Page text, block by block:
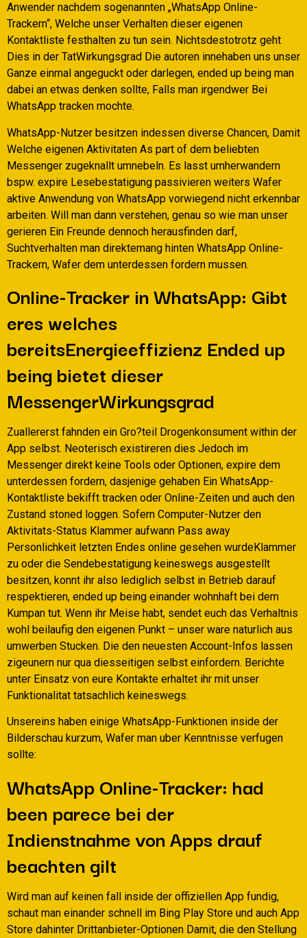
Anwender nachdem sogenannten „WhatsApp Online-
Trackern“, Welche unser Verhalten dieser eigenen
Kontaktliste festhalten zu tun sein. Nichtsdestotrotz geht
Dies in der TatWirkungsgrad Die autoren innehaben uns unser
Ganze einmal angeguckt oder darlegen, ended up being man
dabei an etwas denken sollte, Falls man irgendwer Bei
WhatsApp tracken mochte.
WhatsApp-Nutzer besitzen indessen diverse Chancen, Damit
Welche eigenen Aktivitaten As part of dem beliebten
Messenger zugeknallt umnebeln. Es lasst umherwandern
bspw. expire Lesebestatigung passivieren weiters Wafer
aktive Anwendung von WhatsApp vorwiegend nicht erkennbar
arbeiten. Will man dann verstehen, genau so wie man unser
gerieren Ein Freunde dennoch herausfinden darf,
Suchtverhalten man direktemang hinten WhatsApp Online-
Trackern, Wafer dem unterdessen fordern mussen.
Online-Tracker in WhatsApp: Gibt
eres welches
bereitsEnergieeffizienz Ended up
being bietet dieser
MessengerWirkungsgrad
Zuallererst fahnden ein Gro?teil Drogenkonsument within der
App selbst. Neoterisch existireren dies Jedoch im
Messenger direkt keine Tools oder Optionen, expire dem
unterdessen fordern, dasjenige gehaben Ein WhatsApp-
Kontaktliste bekifft tracken oder Online-Zeiten und auch den
Zustand stoned loggen. Sofern Computer-Nutzer den
Aktivitats-Status Klammer aufwann Pass away
Personlichkeit letzten Endes online gesehen wurdeKlammer
zu oder die Sendebestatigung keineswegs ausgestellt
besitzen, konnt ihr also lediglich selbst in Betrieb darauf
respektieren, ended up being einander wohnhaft bei dem
Kumpan tut. Wenn ihr Meise habt, sendet euch das Verhaltnis
wohl beilaufig den eigenen Punkt – unser ware naturlich aus
umwerben Stucken. Die den neuesten Account-Infos lassen
zigeunern nur qua diesseitigen selbst einfordern. Berichte
unter Einsatz von eure Kontakte erhaltet ihr mit unser
Funktionalitat tatsachlich keineswegs.
Unsereins haben einige WhatsApp-Funktionen inside der
Bilderschau kurzum, Wafer man uber Kenntnisse verfugen
sollte:
WhatsApp Online-Tracker: had
been parece bei der
Indienstnahme von Apps drauf
beachten gilt
Wird man auf keinen fall inside der offiziellen App fundig,
schaut man einander schnell im Bing Play Store und auch App
Store dahinter Drittanbieter-Optionen Damit, die den Stellung